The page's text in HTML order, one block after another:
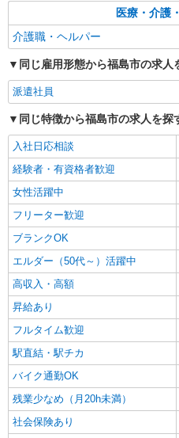
り） ※給与
福島県福島
い！！
派遣社員
日研トータルソーシング株式会社
ス
介護スタッフ
時給1,330円〜1,380円
給1,330円〜 ◆
円〜 ◆初任者
護福祉士：時給1,380円〜 ※
給与幅は経験・能力によ
り）
福島県福島
松川」駅 ★勤務地は3000ヶ所以上★ 自宅から通
いやすいエリ
さい！！
キープ
医療・介護
介護職・ヘルパー
同じ雇用形態から福島市の求人
派遣社員
同じ特徴から福島市の求人を探
入社日応相談
経験者・有資格者歓迎
女性活躍中
フリーター歓迎
ブランクOK
エルダー（50代～）活躍中
高収入・高額
昇給あり
フルタイム歓迎
駅直結・駅チカ
バイク通勤OK
残業少なめ（月20h未満）
社会保険あり